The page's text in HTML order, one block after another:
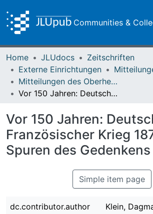
Communities &
Home JLUdocs
Zeitschriften
Externe Einrichtungen
Mitteilungen des Oberhessischen Geschichtsvereins Gießen Vol. 105 (2020)
Vor 150 Jahren: Deutsch-Französischer Krieg 1870/71 : Spuren des Gedenkens in Gießen
Vor 150 Jahren:
Französischer Krieg
Spuren des
Simple item page
dc.contributor.author Klein,